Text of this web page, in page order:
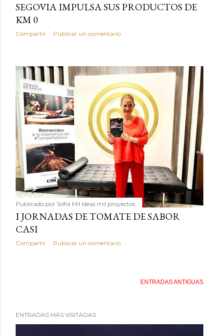
SEGOVIA IMPULSA SUS PRODUCTOS DE
KM 0
Compartir Publicar un comentario
Publicado por Sofía Mil ideas mil proyectos
I JORNADAS DE TOMATE DE SABOR
CASI
Compartir Publicar un comentario
ENTRADAS ANTIGUAS
ENTRADAS MÁS VISITADAS